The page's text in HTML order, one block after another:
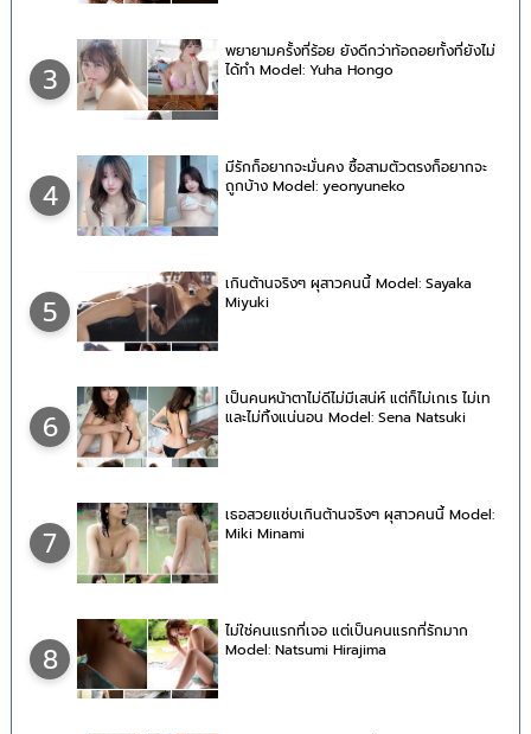
3
พยายามครั้งที่ร้อย ยังดีกว่าท้อถอยทั้งที่ยังไม่
ได้ทำ Model: Yuha Hongo
4
มีรักก็อยากจะมั่นคง ซื้อสามตัวตรงก็อยากจะ
ถูกบ้าง Model: yeonyuneko
5
เกินต้านจริงๆ ผุสาวคนนี้ Model: Sayaka
Miyuki
6
เป็นคนหน้าตาไม่ดีไม่มีเสน่ห์ แต่ก็ไม่เกเร ไม่เท
และไม่ทิ้งแน่นอน Model: Sena Natsuki
7
เธอสวยแซ่บเกินต้านจริงๆ ผุสาวคนนี้ Model:
Miki Minami
8
ไม่ใช่คนแรกที่เจอ แต่เป็นคนแรกที่รักมาก
Model: Natsumi Hirajima